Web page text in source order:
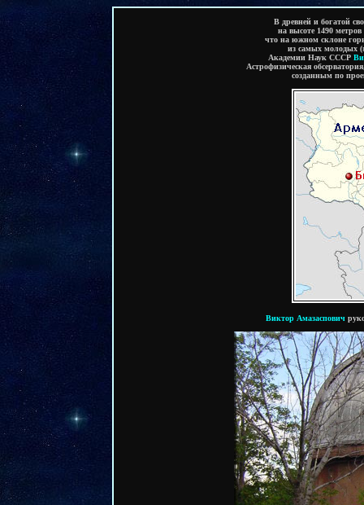
В древней и богатой
на высоте 1490
что на южном склоне
из самых молодых (
Академии Наук СССР
Астрофизическая
созданным по
Виктор Амазаспович